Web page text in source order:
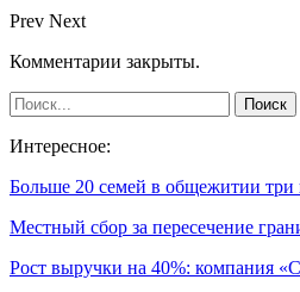
Prev Next
Комментарии закрыты.
Интересное:
Больше 20 семей в общежитии три
Местный сбор за пересечение
Рост выручки на 40%: компания